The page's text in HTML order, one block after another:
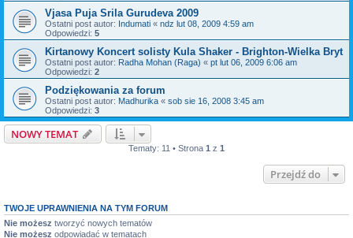
Vjasa Puja Srila Gurudeva 2009
Ostatni post autor: Indumati « ndz lut 08, 2009 4:59 am
Odpowiedzi: 5
Kirtanowy Koncert solisty Kula Shaker - Brighton-Wielka Bryt
Ostatni post autor: Radha Mohan (Raga) « pt lut 06, 2009 6:06 am
Odpowiedzi: 2
Podziękowania za forum
Ostatni post autor: Madhurika « sob sie 16, 2008 3:45 am
Odpowiedzi: 3
NOWY TEMAT
Tematy: 11 • Strona 1 z 1
Przejdź do
TWOJE UPRAWNIENIA NA TYM FORUM
Nie możesz tworzyć nowych tematów
Nie możesz odpowiadać w tematach